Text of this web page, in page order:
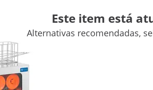
Este item está
Alternativas recomendadas,